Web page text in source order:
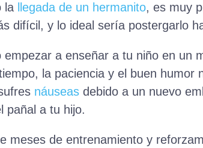
la llegada de un hermanito, es muy
difícil, y lo ideal sería postergarlo
empezar a enseñar a tu niño en un
la paciencia y el buen humor
náuseas debido a un nuevo
pañal a tu hijo.
meses de entrenamiento y